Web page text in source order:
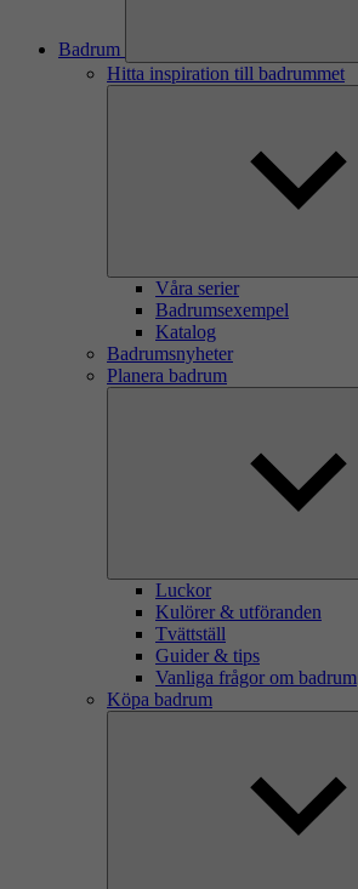
Badrum
Hitta inspiration till badrummet
Våra serier
Badrumsexempel
Katalog
Badrumsnyheter
Planera badrum
Luckor
Kulörer & utföranden
Tvättställ
Guider & tips
Vanliga frågor om badrum
Köpa badrum